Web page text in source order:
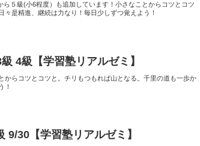
ら５級(小6程度）も追加しています！小さなことからコツとコツ
是精進、継続は力なり！毎日少しずつ覚えよう！
4級【学習塾リアルゼミ】
からコツとコツと。チリもつもれば山となる。千里の道も一歩か
！
9/30【学習塾リアルゼミ】